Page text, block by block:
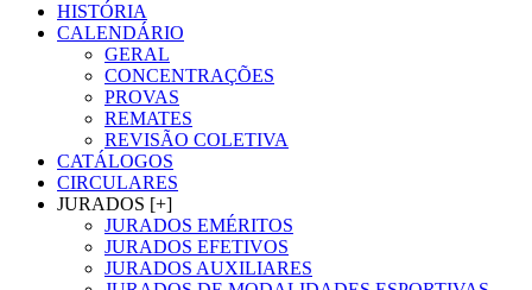
HISTÓRIA
CALENDÁRIO
GERAL
CONCENTRAÇÕES
PROVAS
REMATES
REVISÃO COLETIVA
CATÁLOGOS
CIRCULARES
JURADOS [+]
JURADOS EMÉRITOS
JURADOS EFETIVOS
JURADOS AUXILIARES